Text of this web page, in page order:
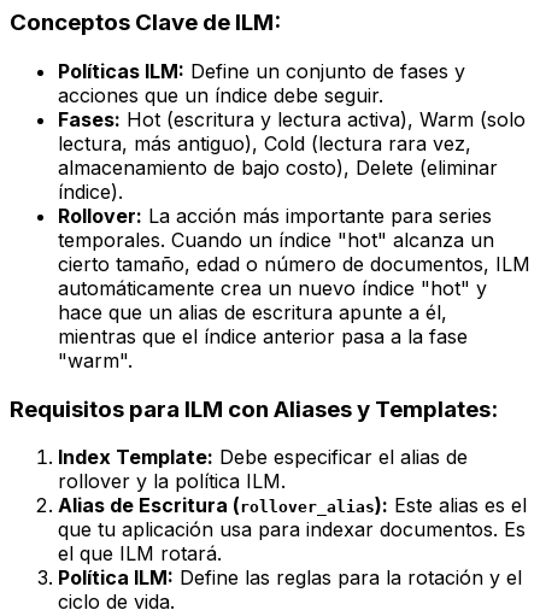
Conceptos Clave de ILM:
Políticas ILM: Define un conjunto de fases y
acciones que un índice debe seguir.
Fases: Hot (escritura y lectura activa), Warm (solo
lectura, más antiguo), Cold (lectura rara vez,
almacenamiento de bajo costo), Delete (eliminar
índice).
Rollover: La acción más importante para series
temporales. Cuando un índice "hot" alcanza un
cierto tamaño, edad o número de documentos, ILM
automáticamente crea un nuevo índice "hot" y
hace que un alias de escritura apunte a él,
mientras que el índice anterior pasa a la fase
"warm".
Requisitos para ILM con Aliases y Templates:
Index Template: Debe especificar el alias de
rollover y la política ILM.
Alias de Escritura (rollover_alias): Este alias es el
que tu aplicación usa para indexar documentos. Es
el que ILM rotará.
Política ILM: Define las reglas para la rotación y el
ciclo de vida.